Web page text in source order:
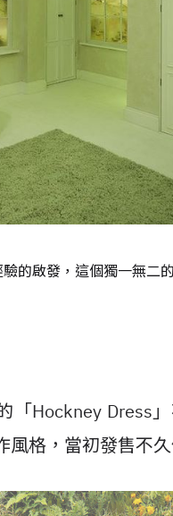
的啟發，這個獨一無二
Hockney Dress
格，當初發售不久